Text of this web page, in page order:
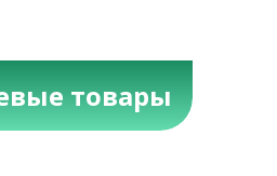
товары